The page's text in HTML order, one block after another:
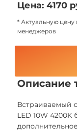
Цена: 4170
* Актуальную цену
менеджеров
Описание
Встраиваемый
LED 10W